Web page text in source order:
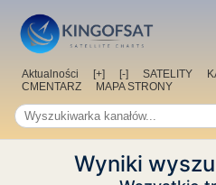
Aktualności [+] [-] SATELITY
CMENTARZ
MAPA STRONY
Wyniki